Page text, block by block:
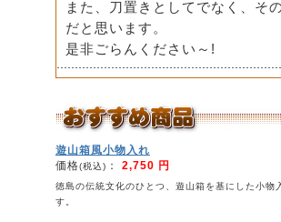
また、刀置きとしてでなく、そ
だと思います。
是非ごらんください～!
遊山箱風小物入れ
価格(税込) ： 2,750 円
徳島の伝統文化のひとつ、遊山箱を基にした小物
す。